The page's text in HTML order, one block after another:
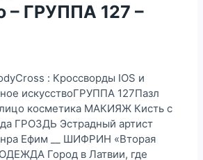
– ГРУППА 127 –
: Кроссворды IOS и
искусствоГРУППА 127Пазл
косметика МАКИЯЖ Кисть с
ГРОЗДЬ Эстрадный артист
Ефим __ ШИФРИН «Вторая
Город в Латвии, где